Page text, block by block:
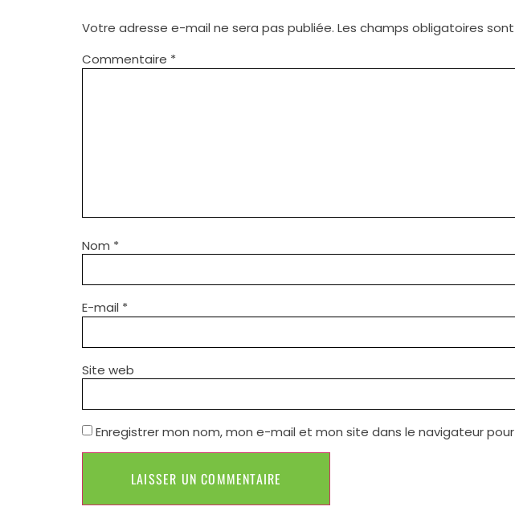
Votre adresse e-mail ne sera pas publiée. Les champs obligatoires
Commentaire *
Nom *
E-mail *
Site web
Enregistrer mon nom, mon e-mail et mon site dans le navigateur